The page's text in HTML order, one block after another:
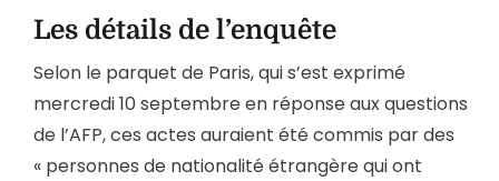
Les détails de l’enquête
Selon le parquet de Paris, qui s’est exprimé
mercredi 10 septembre en réponse aux questions
de l’AFP, ces actes auraient été commis par des
« personnes de nationalité étrangère qui ont